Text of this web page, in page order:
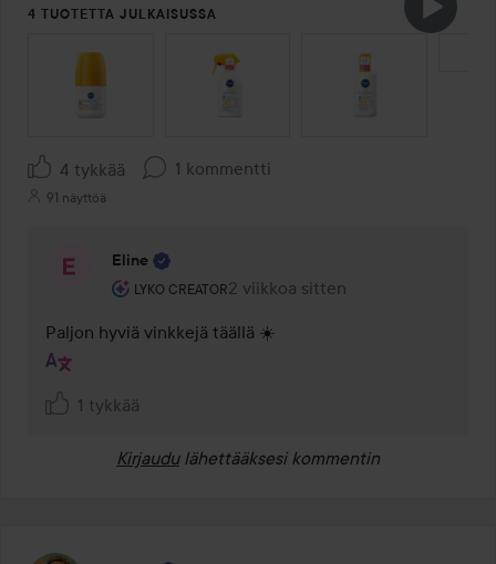
4 TUOTETTA JULKAISUSSA
OHITA OSIO
4 tykkää 1 kommentti
91 näyttöä
Eline
LYKO CREATOR
Käyttäjän rooli: Lyko Creator.
2 viikkoa sitten
Kommentti lisättiin 2 viikkoa
Paljon hyviä vinkkejä täällä ☀️
1 tykkää
Kirjaudu lähettääksesi kommentin